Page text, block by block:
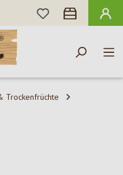
DU HAST 0
Trockenfrüchte